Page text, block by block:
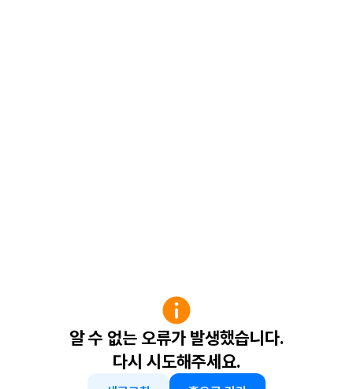
알 수 없는 오류가 발생했습니다.
다시 시도해주세요.